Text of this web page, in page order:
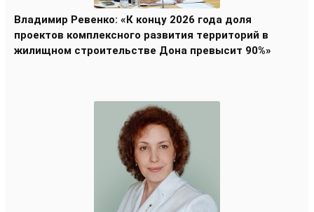
Владимир Ревенко: «К концу 2026 года доля
проектов комплексного развития территорий в
жилищном строительстве Дона превысит 90%»